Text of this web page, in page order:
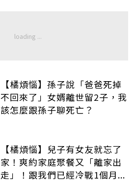
【橘煩惱】孫子說「爸爸死掉
不回來了」女婿離世留2子，我
該怎麼跟孫子聊死亡？
【橘煩惱】兒子有女友就忘了
家！爽約家庭聚餐又「離家出
走」！跟我們已經冷戰1個月...